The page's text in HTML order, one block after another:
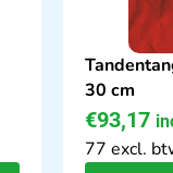
30 cm
€93,17
77 excl.